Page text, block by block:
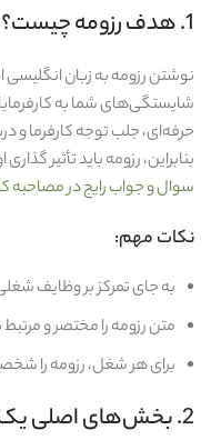
1. هدف رزومه چیست؟
نوشتن رزومه به زبان انگلیسی
شایستگی‌های شما به
حرفه‌ای، جلب توجه کارفرما و
بنابراین، رزومه باید تأثیر
سوال و جواب رایج در مصاحبه
نکات مهم:
به جای تمرکز بر وظایف
متن رزومه را مختصر و
برای هر شغل، رزومه را
2. بخش‌های اصلی یک رزومه انگلیسی